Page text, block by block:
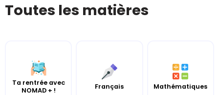
Toutes les matières
Ta rentrée avec
NOMAD + !
Français Mathématiques